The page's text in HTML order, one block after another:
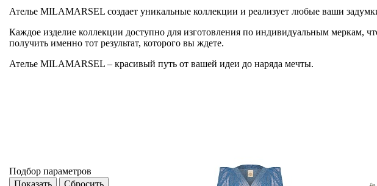
Ателье MILAMARSEL создает уникальные коллекции и реализует любые ваши
Каждое изделие коллекции доступно для изготовления по индивидуальным меркам,
получить именно тот результат, которого вы ждете.
Ателье MILAMARSEL – красивый путь от вашей идеи до наряда мечты.
Подбор параметров